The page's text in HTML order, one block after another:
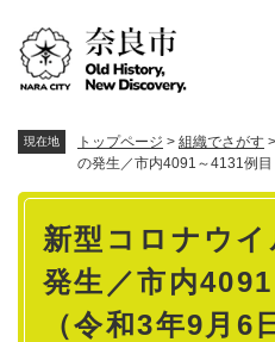
現在地 トップページ > 組織でさがす >
の発生／市内4091～4131例目
本
新型コロナウ
発生／市内
（令和3年9月6